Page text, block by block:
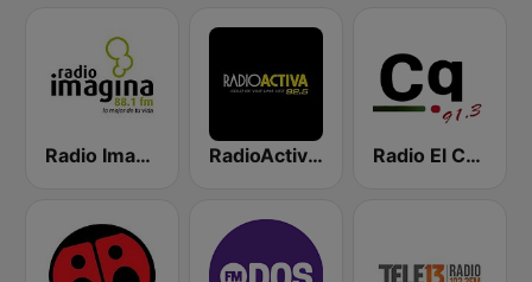
Radio Imagina RadioActiva 92.5 Radio El Conquistador